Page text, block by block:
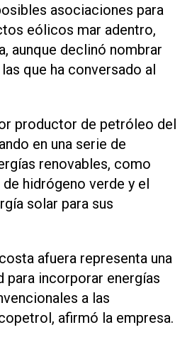
asociaciones para
eólicos mar adentro,
aunque declinó nombrar
que ha conversado al
productor de petróleo del
en una serie de
renovables, como
hidrógeno verde y el
solar para sus
afuera representa una
para incorporar energías
a las
afirmó la empresa.